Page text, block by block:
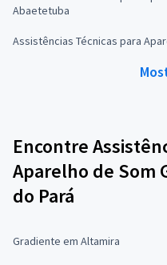
Abaetetuba
Assistências Técnicas para
Encontre
Aparelho de Som
do Pará
Gradiente em Altamira